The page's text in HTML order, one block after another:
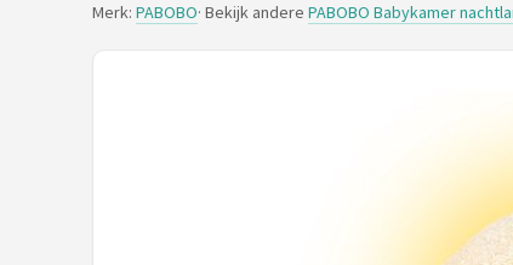
BlogMerk: PABOBO· Bekijk andere PABOBO Babykamer